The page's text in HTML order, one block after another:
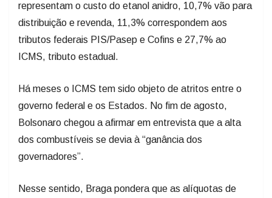
representam o custo do etanol anidro, 10,7% vão para
distribuição e revenda, 11,3% correspondem aos
tributos federais PIS/Pasep e Cofins e 27,7% ao
ICMS, tributo estadual.
Há meses o ICMS tem sido objeto de atritos entre o
governo federal e os Estados. No fim de agosto,
Bolsonaro chegou a afirmar em entrevista que a alta
dos combustíveis se devia à “ganância dos
governadores”.
Nesse sentido, Braga pondera que as alíquotas de